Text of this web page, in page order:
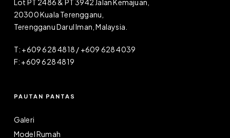
Lot PT 2486 & PT 3942 Jalan Kemajuan,
20300 Kuala Terengganu,
Terengganu Darul Iman, Malaysia.
T: +609 628 4818 / +609 628 4039
F: +609 628 4819
PAUTAN PANTAS
Galeri
Model Rumah